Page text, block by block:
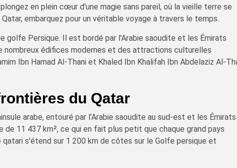
en plein cœur d'une magie sans pareil, où la vieille terre se
embarquez pour un véritable voyage à travers le temps.
golfe Persique. Il est bordé par l'Arabie saoudite et les Émirats
nombreux édifices modernes et des attractions culturelles
Ibn Hamad Al-Thani et Khaled Ibn Khalifah Ibn Abdelaziz Al-
du Qatar
arabe, entouré par l'Arabie saoudite au sud-est et les Émirats
11 437 km², ce qui en fait plus petit que chaque grand pays
s'étend sur 1 200 km de côtes sur le Golfe persique et